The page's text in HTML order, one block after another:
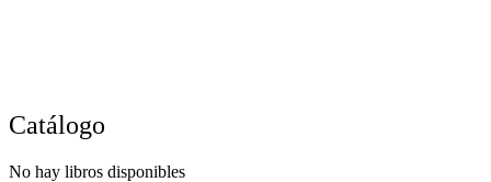
Catálogo
No hay libros disponibles